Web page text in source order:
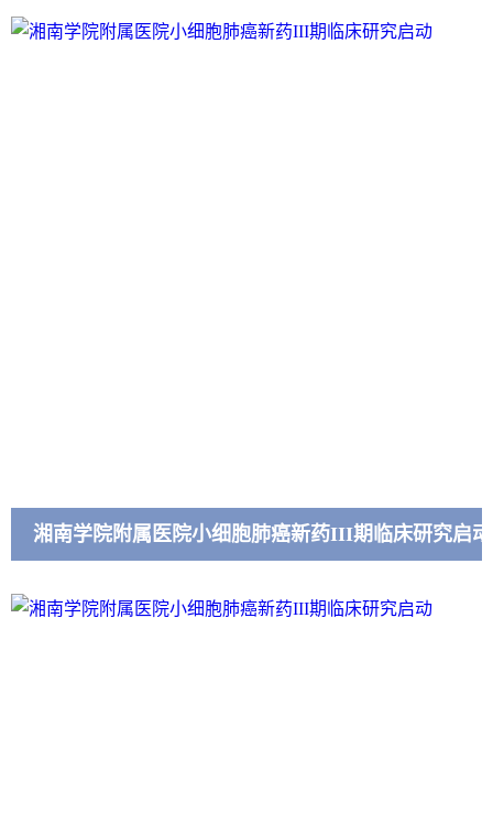
湘南学院附属医院小细胞肺癌新药III期临床研究启动